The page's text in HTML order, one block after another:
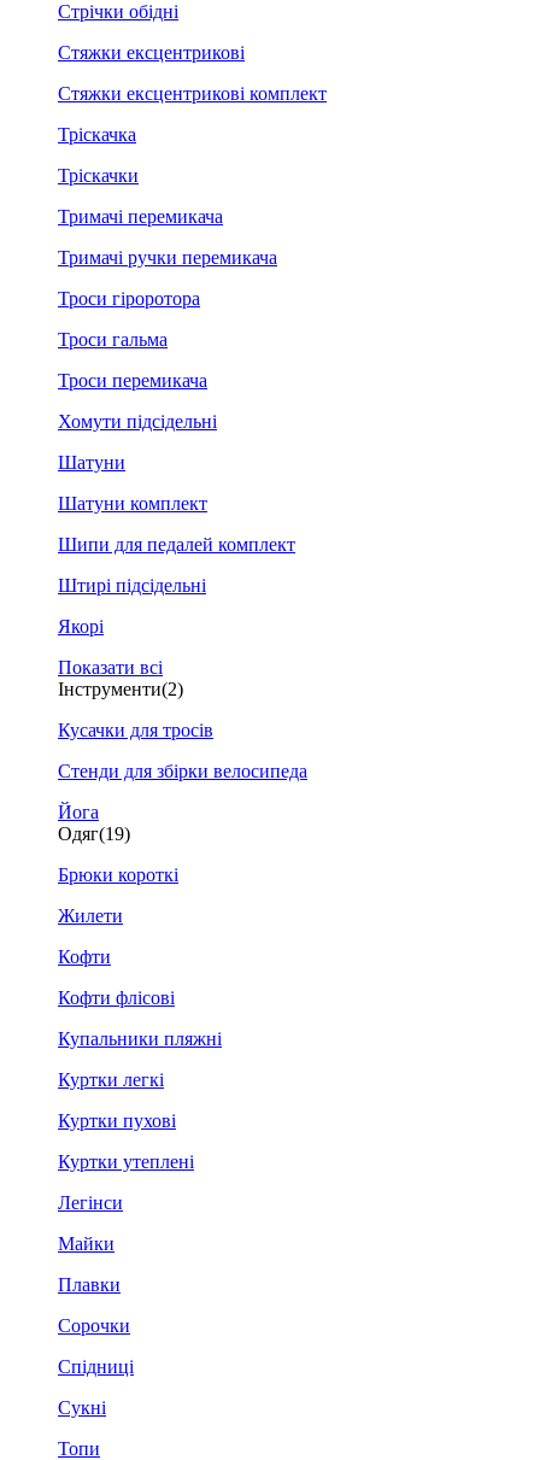
Стрічки обідні
Стяжки ексцентрикові
Стяжки ексцентрикові комплект
Тріскачка
Тріскачки
Тримачі перемикача
Тримачі ручки перемикача
Троси гіроротора
Троси гальма
Троси перемикача
Хомути підсідельні
Шатуни
Шатуни комплект
Шипи для педалей комплект
Штирі підсідельні
Якорі
Показати всі
Інструменти(2)
Кусачки для тросів
Стенди для збірки велосипеда
Йога
Одяг(19)
Брюки короткі
Жилети
Кофти
Кофти флісові
Купальники пляжні
Куртки легкі
Куртки пухові
Куртки утеплені
Легінси
Майки
Плавки
Сорочки
Спідниці
Сукні
Топи